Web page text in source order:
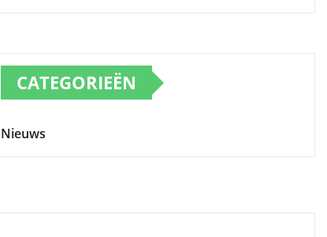
CATEGORIEËN
Nieuws